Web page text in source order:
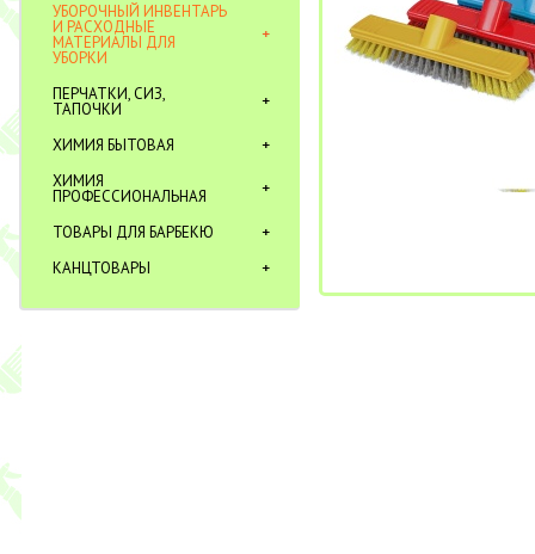
УБОРОЧНЫЙ ИНВЕНТАРЬ
И РАСХОДНЫЕ
МАТЕРИАЛЫ ДЛЯ
УБОРКИ
ПЕРЧАТКИ, СИЗ,
ТАПОЧКИ
ХИМИЯ БЫТОВАЯ
ХИМИЯ
ПРОФЕССИОНАЛЬНАЯ
ТОВАРЫ ДЛЯ БАРБЕКЮ
КАНЦТОВАРЫ